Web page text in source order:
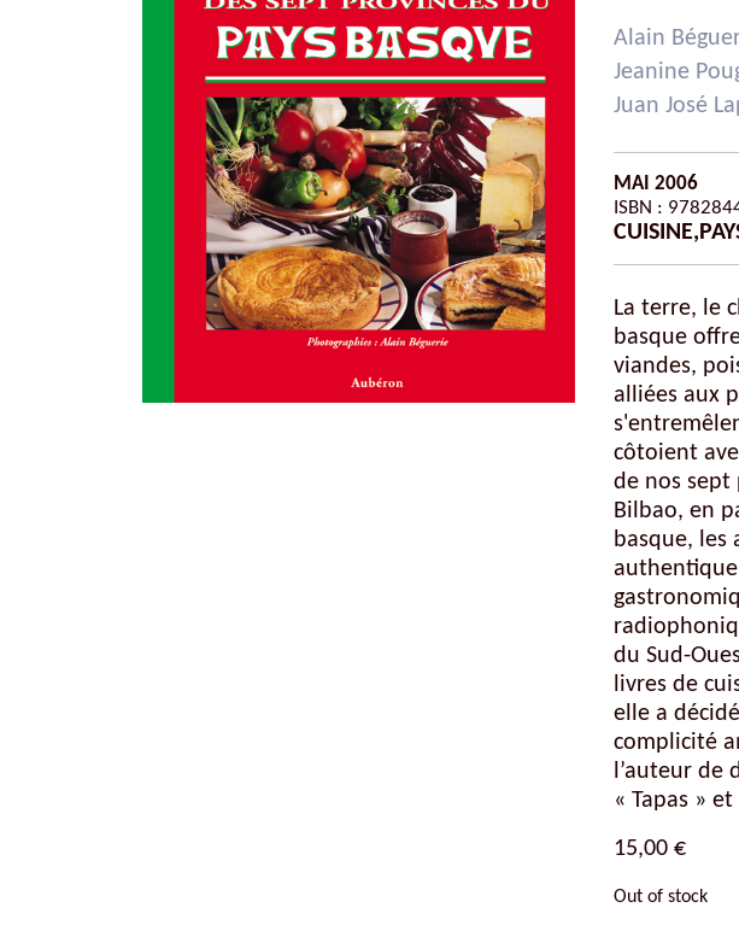
Cycle de Tristan de
Autres ouvrages
Biographies
Littérature
Folklore, Contes et Légendes
Cuisine
Humour
Régions
Bordeaux-Gironde
Gascogne-Pyrénées
Landes
Languedoc
Marseille
Pays Basque
Poitou-Charente-
Provence-Côte
Également au catalogue
Alain
Jeanine
Juan José
MAI 2006
ISBN :
CUISINE,
La terre, le
basque
viandes,
alliées aux
côtoient
de nos sept
Bilbao, en
basque, les
authentique
du Sud-
livres de
elle a
complicité
l’auteur de
« Tapas »
15,00 €
Out of stock